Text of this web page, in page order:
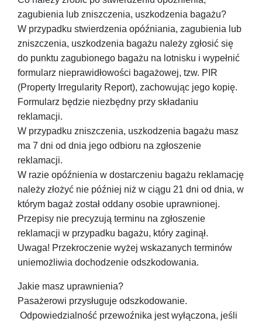
zagubienia lub zniszczenia, uszkodzenia bagażu?
W przypadku stwierdzenia opóźniania, zagubienia lub
zniszczenia, uszkodzenia bagażu należy zgłosić się
do punktu zagubionego bagażu na lotnisku i wypełnić
formularz nieprawidłowości bagażowej, tzw. PIR
(Property Irregularity Report), zachowując jego kopię.
Formularz będzie niezbędny przy składaniu
reklamacji.
W przypadku zniszczenia, uszkodzenia bagażu masz
ma 7 dni od dnia jego odbioru na zgłoszenie
reklamacji.
W razie opóźnienia w dostarczeniu bagażu reklamację
należy złożyć nie później niż w ciągu 21 dni od dnia, w
którym bagaż został oddany osobie uprawnionej.
Przepisy nie precyzują terminu na zgłoszenie
reklamacji w przypadku bagażu, który zaginął.
Uwaga! Przekroczenie wyżej wskazanych terminów
uniemożliwia dochodzenie odszkodowania.
Jakie masz uprawnienia?
Pasażerowi przysługuje odszkodowanie.
Odpowiedzialność przewoźnika jest wyłączona, jeśli